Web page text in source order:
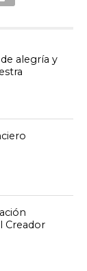
alegría y
Creador